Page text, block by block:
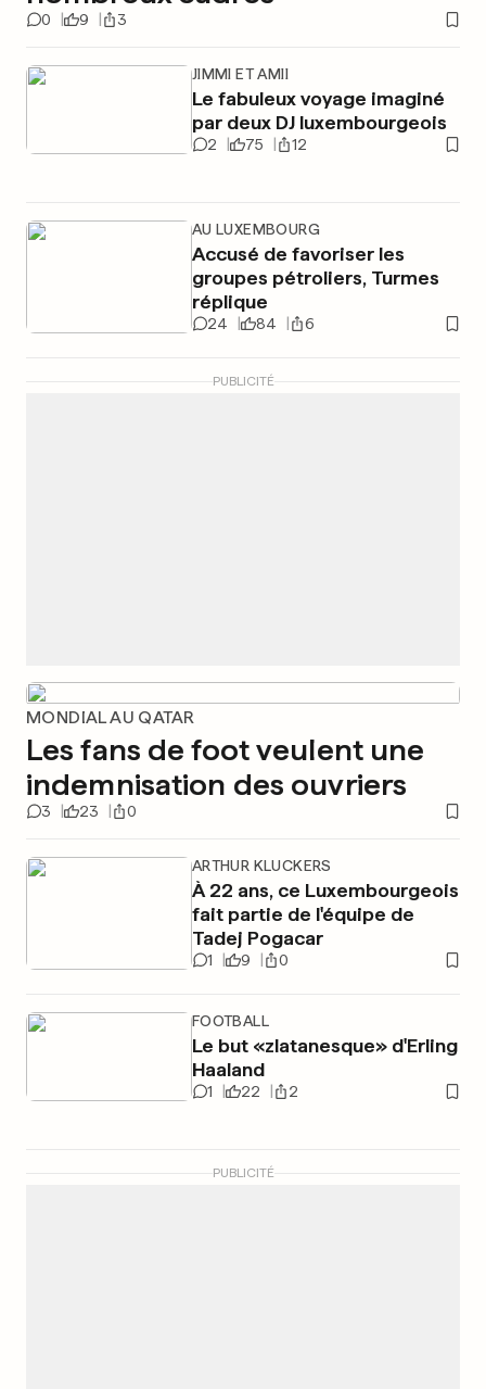
0 9 3
JIMMI ET AMII
Le fabuleux voyage imaginé
par deux DJ luxembourgeois
2 75 12
AU LUXEMBOURG
Accusé de favoriser les
groupes pétroliers, Turmes
réplique
24 84 6
PUBLICITÉ
MONDIAL AU QATAR
Les fans de foot veulent une
indemnisation des ouvriers
3 23 0
ARTHUR KLUCKERS
À 22 ans, ce Luxembourgeois
fait partie de l'équipe de
Tadej Pogacar
1 9 0
FOOTBALL
Le but «zlatanesque» d'Erling
Haaland
1 22 2
PUBLICITÉ